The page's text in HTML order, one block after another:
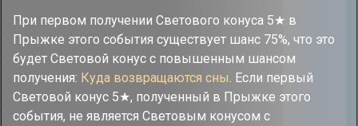
При первом получении Светового конуса 5★ в
Прыжке этого события существует шанс 75%, что это
будет Световой конус с повышенным шансом
получения: Куда возвращаются сны. Если первый
Световой конус 5★, полученный в Прыжке этого
события, не является Световым конусом с